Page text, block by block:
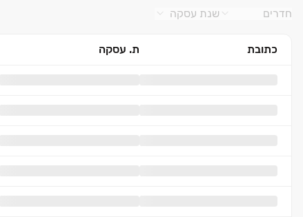
חדרים שנת עסקה
כתובת ת. עסקה